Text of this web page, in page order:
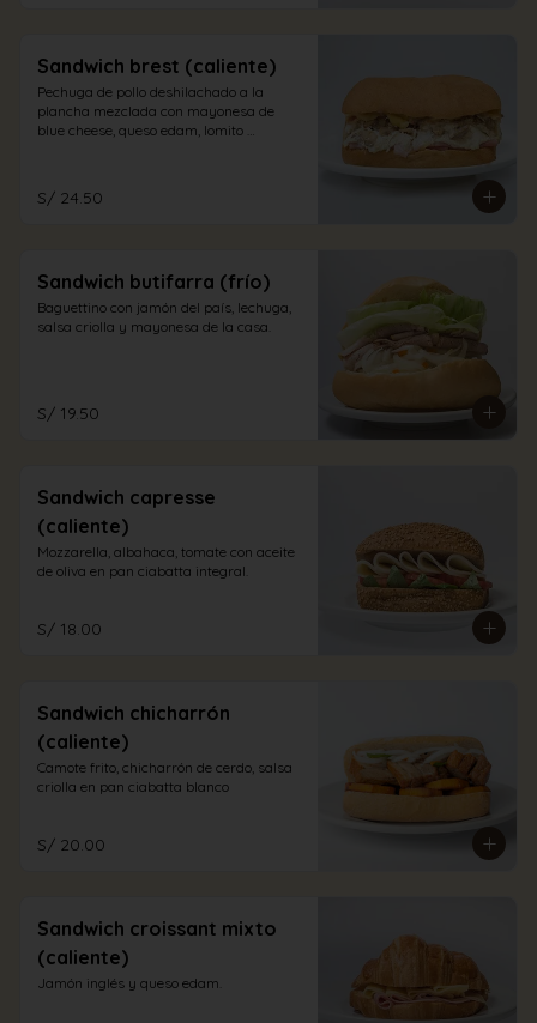
Sandwich brest (caliente)
Pechuga de pollo deshilachado a la
plancha mezclada con mayonesa de
blue cheese, queso edam, lomito
S/ 24.50
Sandwich butifarra (frío)
Baguettino con jamón del país, lechuga,
salsa criolla y mayonesa de la casa.
S/ 19.50
Sandwich capresse
(caliente)
Mozzarella, albahaca, tomate con aceite
de oliva en pan ciabatta integral.
S/ 18.00
Sandwich chicharrón
(caliente)
Camote frito, chicharrón de cerdo, salsa
criolla en pan ciabatta blanco
S/ 20.00
Sandwich croissant mixto
(caliente)
Jamón inglés y queso edam.